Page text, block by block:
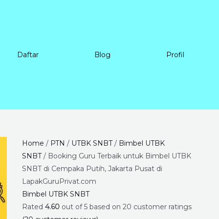
Daftar Blog Profil
Home / PTN / UTBK SNBT/ Bimbel UTBK
SNBT/ Booking Guru Terbaik untuk Bimbel UTBK
SNBT di Cempaka Putih, Jakarta Pusat di
LapakGuruPrivat.com
Bimbel UTBK SNBT
Rated 4.60out of 5 based on 20 customer ratings
Price
range:
Rp225.000
Booking
Guru
Terbaik
untuk
Bimbel
UTBK